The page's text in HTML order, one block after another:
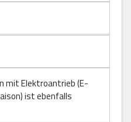
mit Elektroantrieb (E-
ist ebenfalls